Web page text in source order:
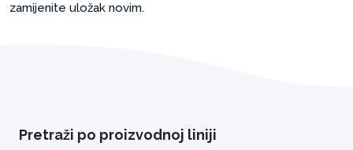
zamijenite uložak novim.
Pretraži po proizvodnoj liniji